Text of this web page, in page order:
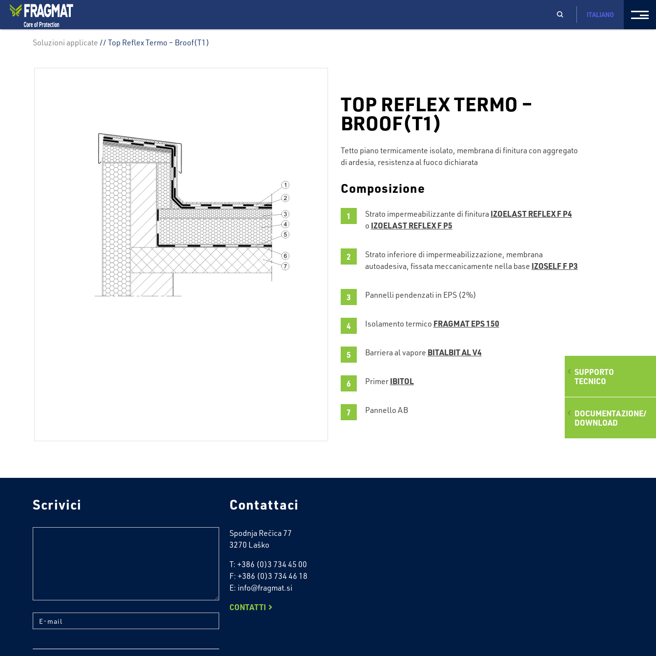
SUPPORTO
TECNICO
DOCUMENTAZIONE/
DOWNLOAD
ITALIANO
Soluzioni applicate // Top Reflex Termo – Broof(T1)
TOP REFLEX TERMO –
BROOF(T1)
Tetto piano termicamente isolato, membrana di finitura con aggregato
di ardesia, resistenza al fuoco dichiarata
Composizione
Strato impermeabilizzante di finitura IZOELAST REFLEX F P4
o IZOELAST REFLEX F P5
Strato inferiore di impermeabilizzazione, membrana
autoadesiva, fissata meccanicamente nella base IZOSELF F P3
Pannelli pendenzati in EPS (2%)
Isolamento termico FRAGMAT EPS 150
Barriera al vapore BITALBIT AL V4
Primer IBITOL
Pannello AB
Scrivici
E-mail
Contattaci
Spodnja Rečica 77
3270 Laško
T: +386 (0)3 734 45 00
F: +386 (0)3 734 46 18
E: info@fragmat.si
CONTATTI